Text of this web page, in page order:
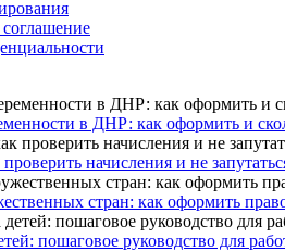
соглашение
в ДНР: как оформить и
начисления и не
стран: как оформить
пошаговое руководство для